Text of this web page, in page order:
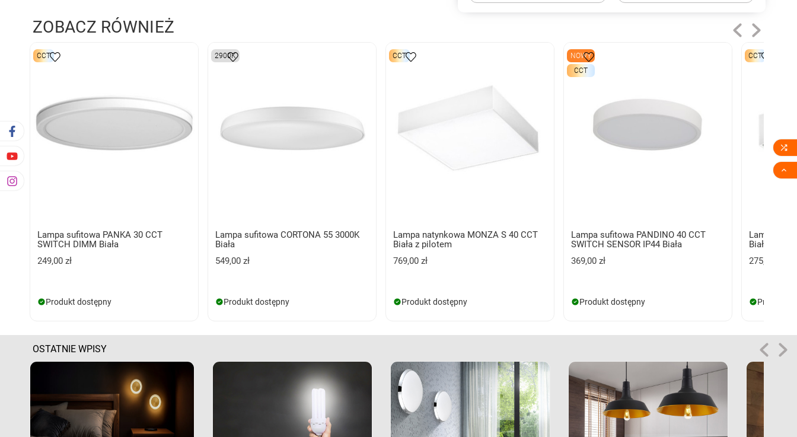
ZOBACZ RÓWNIEŻ
CCT
Lampa sufitowa PANKA 30 CCT
SWITCH DIMM Biała
249,00 zł
Produkt dostępny
2900K
Lampa sufitowa CORTONA 55 3000K
Biała
549,00 zł
Produkt dostępny
CCT
Lampa natynkowa MONZA S 40 CCT
Biała z pilotem
769,00 zł
Produkt dostępny
NOWY
CCT
Lampa sufitowa PANDINO 40 CCT
SWITCH SENSOR IP44 Biała
369,00 zł
Produkt dostępny
CCT
Lampa
Biała z
275,00 zł
Produkt
OSTATNIE WPISY

